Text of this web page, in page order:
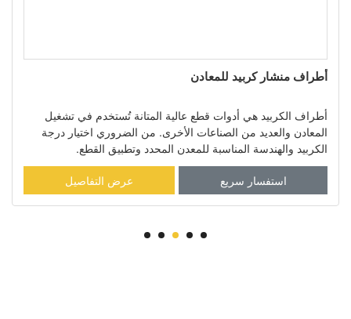
أطراف منشار كربيد للمعادن
أطراف الكربيد هي أدوات قطع عالية المتانة تُستخدم في تشغيل
المعادن والعديد من الصناعات الأخرى. من الضروري اختيار درجة
الكربيد والهندسة المناسبة للمعدن المحدد وتطبيق القطع.
استفسار سريع عرض التفاصيل